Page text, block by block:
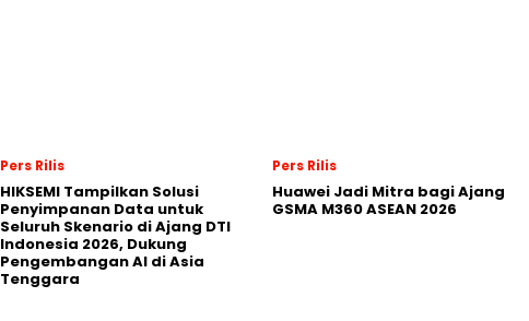
Pers Rilis
HIKSEMI Tampilkan Solusi
Penyimpanan Data untuk
Seluruh Skenario di Ajang DTI
Indonesia 2026, Dukung
Pengembangan AI di Asia
Tenggara
Pers Rilis
Huawei Jadi Mitra bagi Ajang
GSMA M360 ASEAN 2026